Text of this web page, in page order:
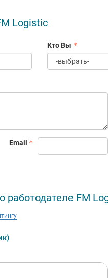
отвечающие их
Logistic
Кто Вы
Email
работодателе FM